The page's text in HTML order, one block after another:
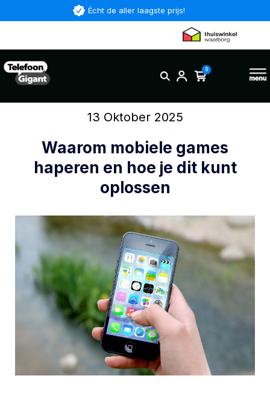
Écht de aller laagste prijs!
0
13 Oktober 2025
Waarom mobiele games
haperen en hoe je dit kunt
oplossen